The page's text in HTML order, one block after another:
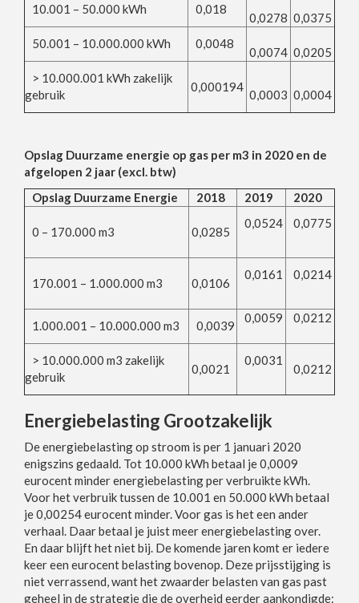
10.001 – 50.000 kWh 0,018
0,0278 0,0375
50.001 – 10.000.000 kWh
0,0048
0,0074 0,0205
> 10.000.001 kWh zakelijk
gebruik
0,000194
0,0003 0,0004
Opslag Duurzame energie op gas per m3 in 2020 en de
afgelopen 2 jaar (excl. btw)
Opslag Duurzame Energie
2018 2019 2020
0 – 170.000 m3 0,0285
0,0524 0,0775
170.001 – 1.000.000 m3 0,0106
0,0161 0,0214
1.000.001 – 10.000.000 m3 0,0039
0,0059 0,0212
> 10.000.000 m3 zakelijk
gebruik
0,0021
0,0031
0,0212
Energiebelasting Grootzakelijk
De energiebelasting op stroom is per 1 januari 2020
enigszins gedaald. Tot 10.000 kWh betaal je 0,0009
eurocent minder energiebelasting per verbruikte kWh.
Voor het verbruik tussen de 10.001 en 50.000 kWh betaal
je 0,00254 eurocent minder. Voor gas is het een ander
verhaal. Daar betaal je juist meer energiebelasting over.
En daar blijft het niet bij. De komende jaren komt er iedere
keer een eurocent belasting bovenop. Deze prijsstijging is
niet verrassend, want het zwaarder belasten van gas past
geheel in de strategie die de overheid eerder aankondigde: